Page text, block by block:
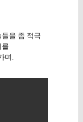
을 좀 적극
를
며.